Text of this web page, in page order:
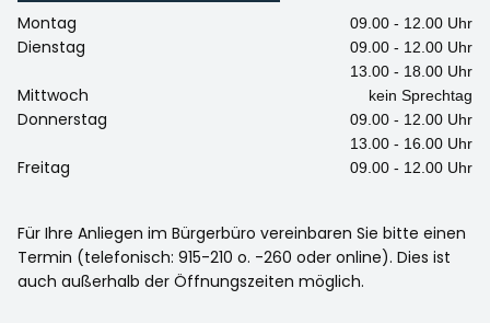
Montag 09.00 - 12.00 Uhr
Dienstag
09.00 - 12.00 Uhr
13.00 - 18.00 Uhr
Mittwoch kein Sprechtag
Donnerstag
09.00 - 12.00 Uhr
13.00 - 16.00 Uhr
Freitag 09.00 - 12.00 Uhr
Für Ihre Anliegen im Bürgerbüro vereinbaren Sie bitte einen
Termin (telefonisch: 915-210 o. -260 oder online). Dies ist
auch außerhalb der Öffnungszeiten möglich.